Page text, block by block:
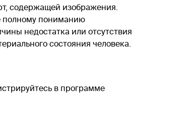
содержащей изображения.
полному пониманию
недостатка или отсутствия
состояния человека.
в программе